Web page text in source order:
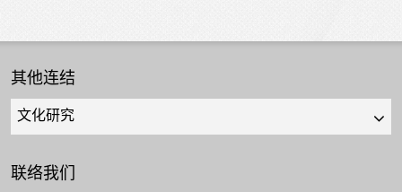
其他连结
Quick
links
select
联络我们